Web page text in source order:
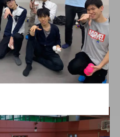
学生ジャグリング
公開。
hiro
nozaki